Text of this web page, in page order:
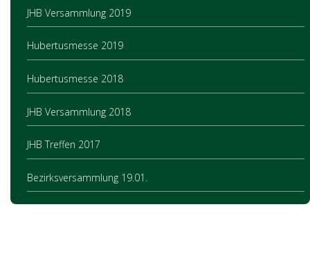
JHB Versammlung 2019
Hubertusmesse 2019
Hubertusmesse 2018
JHB Versammlung 2018
JHB Treffen 2017
Bezirksversammlung 19.01.